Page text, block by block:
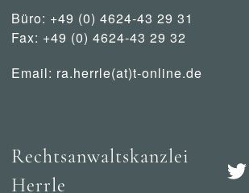
Büro: +49 (0) 4624-43 29 31
Fax: +49 (0) 4624-43 29 32
Email: ra.herrle(at)t-online.de
Rechtsanwaltskanzlei
Herrle